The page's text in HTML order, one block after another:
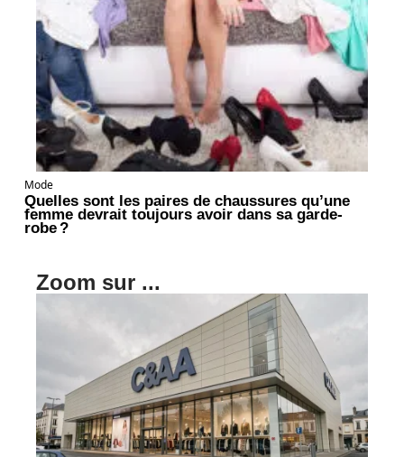
Mode
Quelles sont les paires de chaussures qu’une
femme devrait toujours avoir dans sa garde-
robe ?
Zoom sur ...